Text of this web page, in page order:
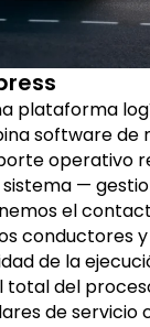
plataforma
software de
operativo
—
el
conductores
de la
total del
de servicio